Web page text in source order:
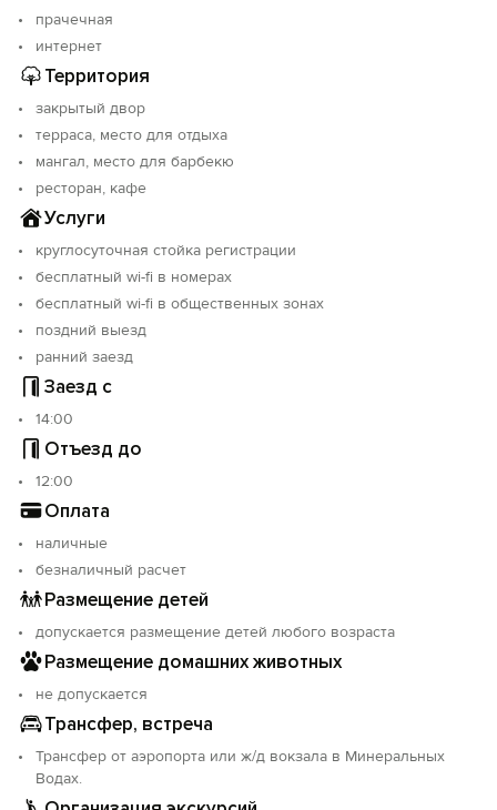
прачечная
интернет
Территория
закрытый двор
терраса, место для отдыха
мангал, место для барбекю
ресторан, кафе
Услуги
круглосуточная стойка регистрации
бесплатный wi-fi в номерах
бесплатный wi-fi в общественных зонах
поздний выезд
ранний заезд
Заезд с
14:00
Отъезд до
12:00
Оплата
наличные
безналичный расчет
Размещение детей
допускается размещение детей любого возраста
Размещение домашних животных
не допускается
Трансфер, встреча
Трансфер от аэропорта или ж/д вокзала в Минеральных
Водах.